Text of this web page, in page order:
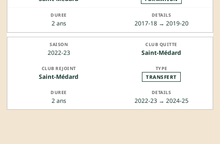
2 ans 2017-18 → 2019-20
2022-23 Saint-Médard
Saint-Médard TRANSFERT
2 ans 2022-23 → 2024-25